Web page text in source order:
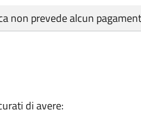
non prevede alcun
di avere: